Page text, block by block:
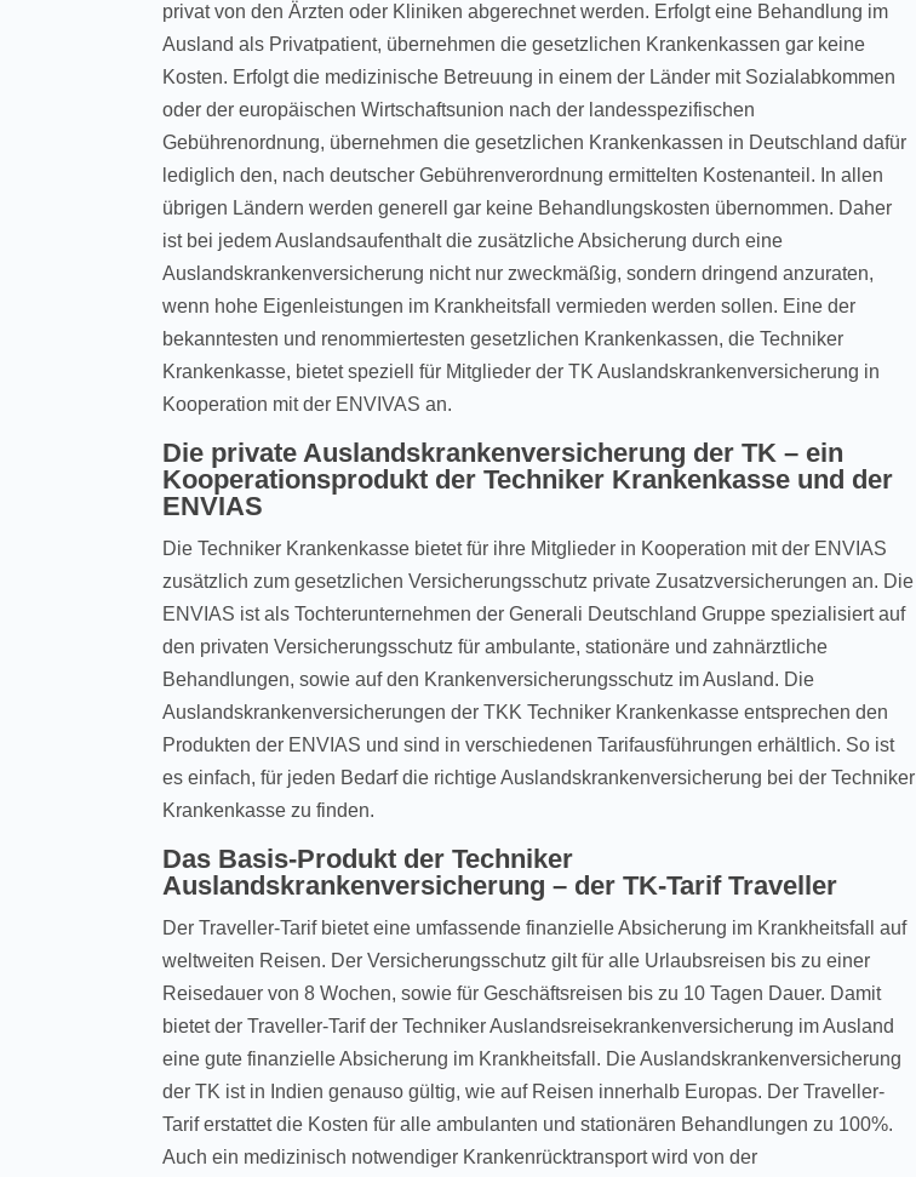
privat von den Ärzten oder Kliniken abgerechnet werden. Erfolgt eine Behandlung im
Ausland als Privatpatient, übernehmen die gesetzlichen Krankenkassen gar keine
Kosten. Erfolgt die medizinische Betreuung in einem der Länder mit Sozialabkommen
oder der europäischen Wirtschaftsunion nach der landesspezifischen
Gebührenordnung, übernehmen die gesetzlichen Krankenkassen in Deutschland dafür
lediglich den, nach deutscher Gebührenverordnung ermittelten Kostenanteil. In allen
übrigen Ländern werden generell gar keine Behandlungskosten übernommen. Daher
ist bei jedem Auslandsaufenthalt die zusätzliche Absicherung durch eine
Auslandskrankenversicherung nicht nur zweckmäßig, sondern dringend anzuraten,
wenn hohe Eigenleistungen im Krankheitsfall vermieden werden sollen. Eine der
bekanntesten und renommiertesten gesetzlichen Krankenkassen, die Techniker
Krankenkasse, bietet speziell für Mitglieder der TK Auslandskrankenversicherung in
Kooperation mit der ENVIVAS an.
Die private Auslandskrankenversicherung der TK – ein
Kooperationsprodukt der Techniker Krankenkasse und der
ENVIAS
Die Techniker Krankenkasse bietet für ihre Mitglieder in Kooperation mit der ENVIAS
zusätzlich zum gesetzlichen Versicherungsschutz private Zusatzversicherungen an. Die
ENVIAS ist als Tochterunternehmen der Generali Deutschland Gruppe spezialisiert auf
den privaten Versicherungsschutz für ambulante, stationäre und zahnärztliche
Behandlungen, sowie auf den Krankenversicherungsschutz im Ausland. Die
Auslandskrankenversicherungen der TKK Techniker Krankenkasse entsprechen den
Produkten der ENVIAS und sind in verschiedenen Tarifausführungen erhältlich. So ist
es einfach, für jeden Bedarf die richtige Auslandskrankenversicherung bei der Techniker
Krankenkasse zu finden.
Das Basis-Produkt der Techniker
Auslandskrankenversicherung – der TK-Tarif Traveller
Der Traveller-Tarif bietet eine umfassende finanzielle Absicherung im Krankheitsfall auf
weltweiten Reisen. Der Versicherungsschutz gilt für alle Urlaubsreisen bis zu einer
Reisedauer von 8 Wochen, sowie für Geschäftsreisen bis zu 10 Tagen Dauer. Damit
bietet der Traveller-Tarif der Techniker Auslandsreisekrankenversicherung im Ausland
eine gute finanzielle Absicherung im Krankheitsfall. Die Auslandskrankenversicherung
der TK ist in Indien genauso gültig, wie auf Reisen innerhalb Europas. Der Traveller-
Tarif erstattet die Kosten für alle ambulanten und stationären Behandlungen zu 100%.
Auch ein medizinisch notwendiger Krankenrücktransport wird von der